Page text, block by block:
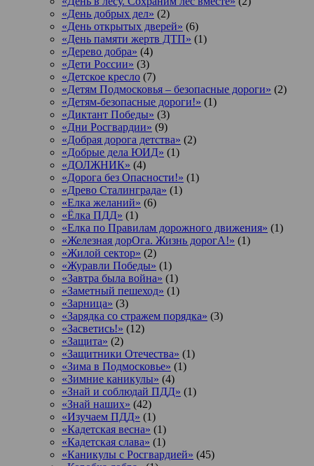
«День добрых дел» (2)
«День открытых дверей» (6)
«День памяти жертв ДТП» (1)
«Дерево добра» (4)
«Дети России» (3)
«Детское кресло (7)
«Детям Подмосковья – безопасные дороги» (2)
«Детям-безопасные дороги!» (1)
«Диктант Победы» (3)
«Дни Росгвардии» (9)
«Добрая дорога детства» (2)
«Добрые дела ЮИД» (1)
«ДОЛЖНИК» (4)
«Дорога без Опасности!» (1)
«Древо Сталинграда» (1)
«Елка желаний» (6)
«Ёлка ПДД» (1)
«Елка по Правилам дорожного движения» (1)
«Железная дорОга. Жизнь дорогА!» (1)
«Жилой сектор» (2)
«Журавли Победы» (1)
«Завтра была война» (1)
«Заметный пешеход» (1)
«Зарница» (3)
«Зарядка со стражем порядка» (3)
«Засветись!» (12)
«Защита» (2)
«Защитники Отечества» (1)
«Зима в Подмосковье» (1)
«Зимние каникулы» (4)
«Знай и соблюдай ПДД» (1)
«Знай наших» (42)
«Изучаем ПДД» (1)
«Кадетская весна» (1)
«Кадетская слава» (1)
«Каникулы с Росгвардией» (45)